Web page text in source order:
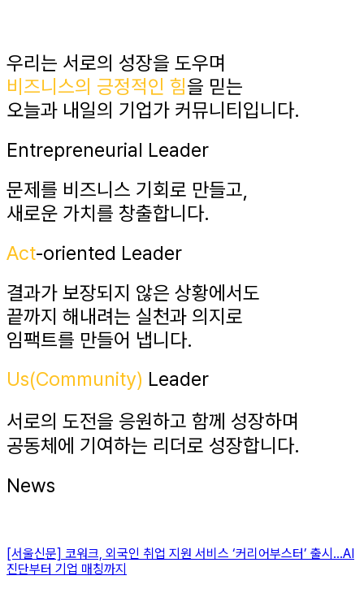
우리는 서로의 성장을 도우며
비즈니스의 긍정적인 힘을 믿는
오늘과 내일의 기업가 커뮤니티입니다.
Entrepreneurial Leader
문제를 비즈니스 기회로 만들고,
새로운 가치를 창출합니다.
Act-oriented Leader
결과가 보장되지 않은 상황에서도
끝까지 해내려는 실천과 의지로
임팩트를 만들어 냅니다.
Us(Community) Leader
서로의 도전을 응원하고 함께 성장하며
공동체에 기여하는 리더로 성장합니다.
News
[서울신문] 코워크, 외국인 취업 지원 서비스 ‘커리어부스터’ 출시…AI
진단부터 기업 매칭까지